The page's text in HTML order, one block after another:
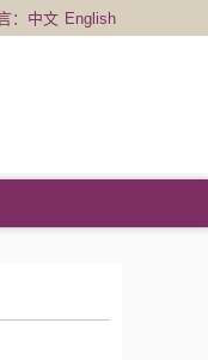
： 中文 English